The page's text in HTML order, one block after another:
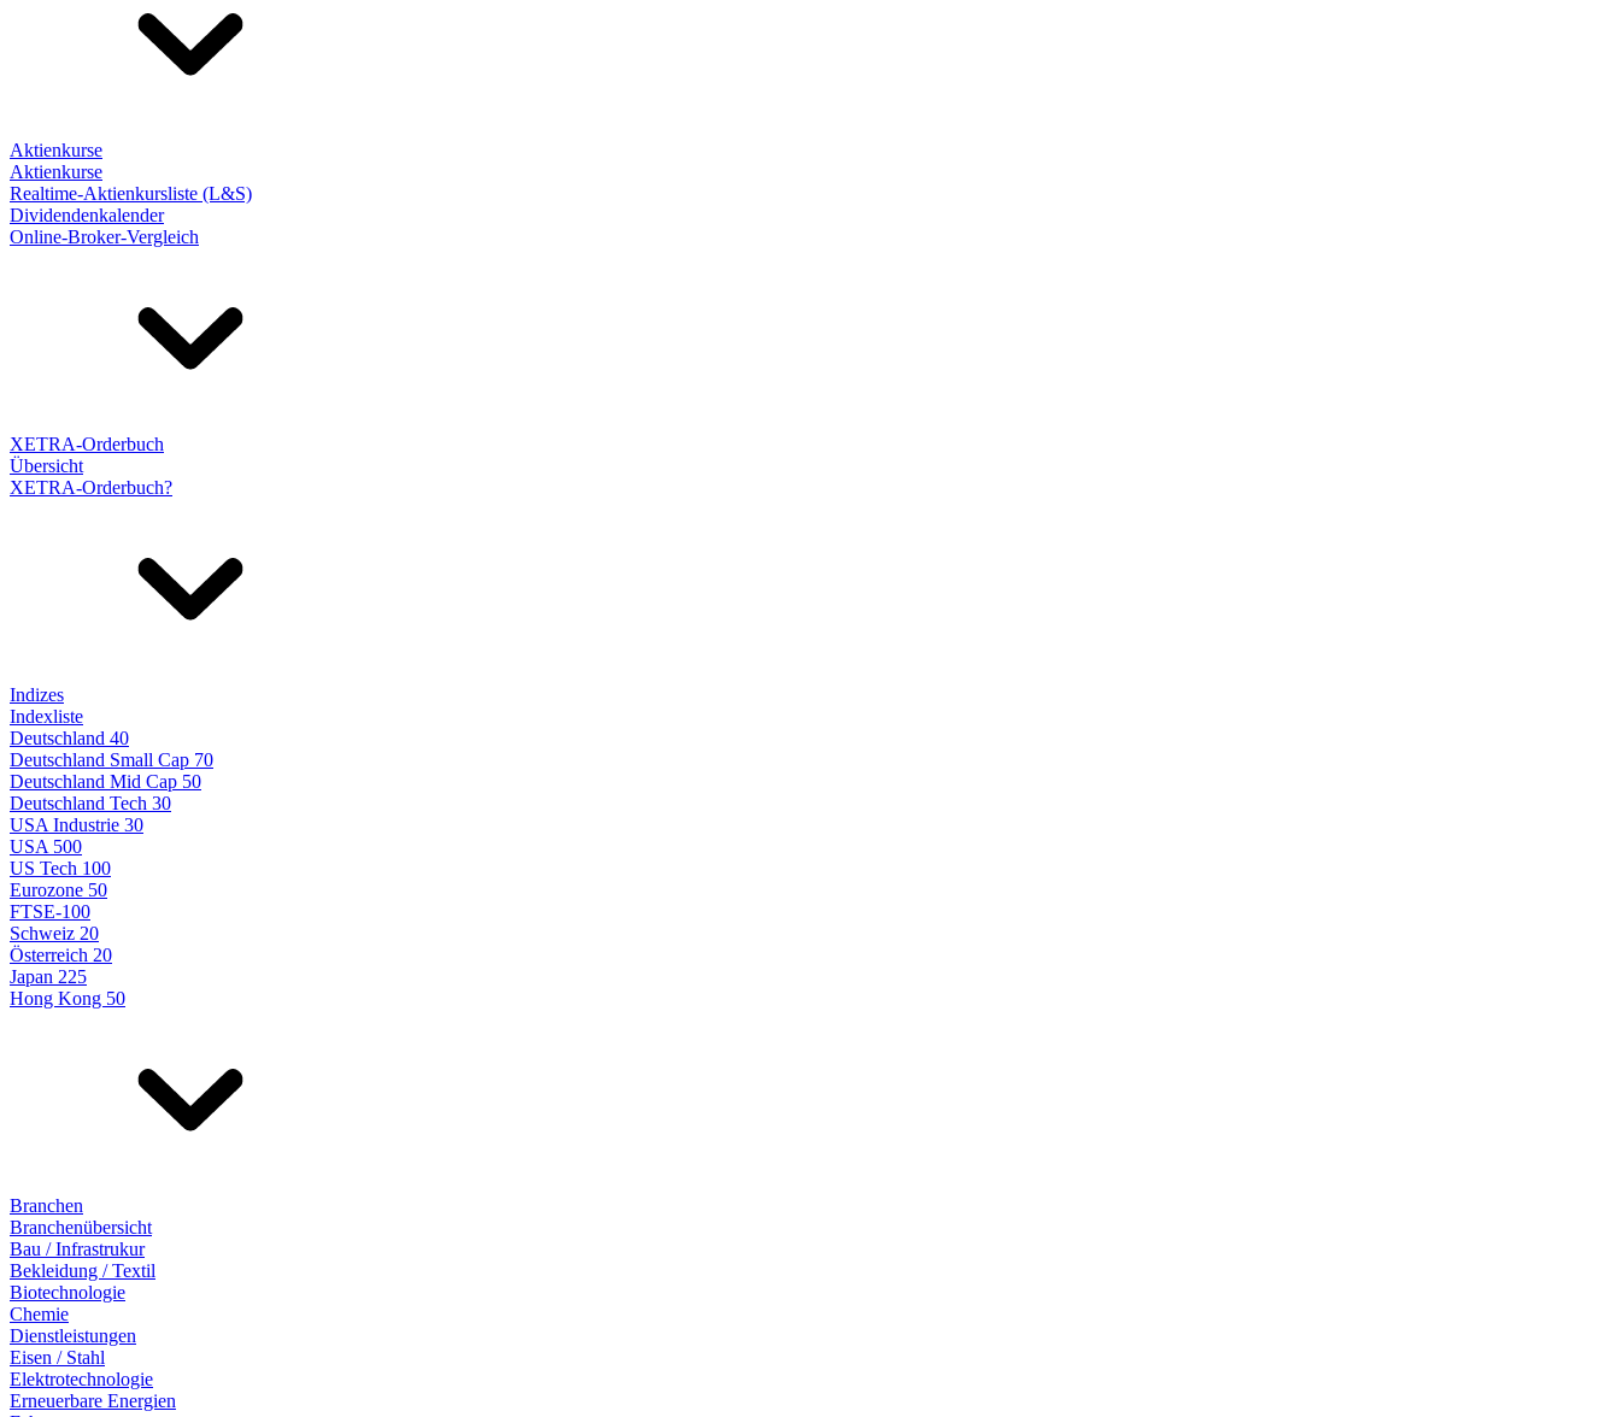
Aktienkurse
Aktienkurse
Realtime-Aktienkursliste (L&S)
Dividendenkalender
Online-Broker-Vergleich
XETRA-Orderbuch
Übersicht
XETRA-Orderbuch?
Indizes
Indexliste
Deutschland 40
Deutschland Small Cap 70
Deutschland Mid Cap 50
Deutschland Tech 30
USA Industrie 30
USA 500
US Tech 100
Eurozone 50
FTSE-100
Schweiz 20
Österreich 20
Japan 225
Hong Kong 50
Branchen
Branchenübersicht
Bau / Infrastrukur
Bekleidung / Textil
Biotechnologie
Chemie
Dienstleistungen
Eisen / Stahl
Elektrotechnologie
Erneuerbare Energien